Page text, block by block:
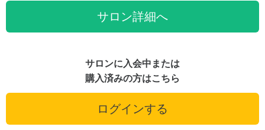
サロン詳細へ
サロンに入会中または
購入済みの方はこちら
ログインする